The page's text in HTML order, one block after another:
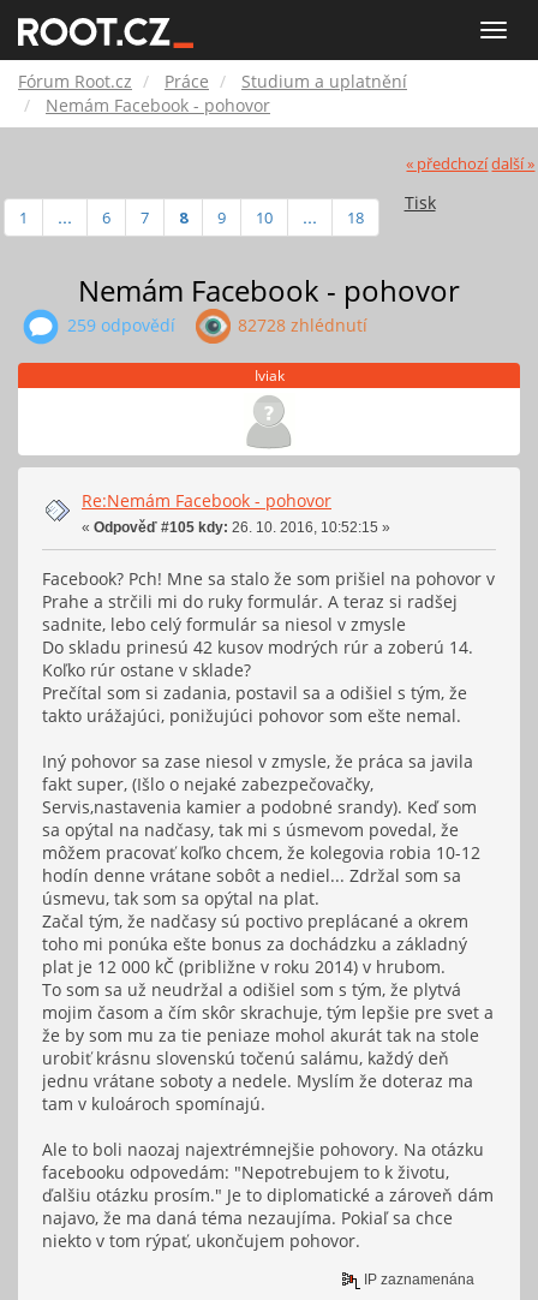
Toggle
Root.cz
Fórum Root.cz Práce
Studium a uplatnění
Nemám Facebook - pohovor
« předchozídalší »
Tisk
1 ... 6 7 8 9 10 ... 18
Nemám Facebook - pohovor
259 odpovědí 82728 zhlédnutí
Iviak
Re:Nemám Facebook - pohovor
« Odpověď #105 kdy: 26. 10. 2016, 10:52:15 »
Facebook? Pch! Mne sa stalo že som prišiel na pohovor v
Prahe a strčili mi do ruky formulár. A teraz si radšej
sadnite, lebo celý formulár sa niesol v zmysle
Do skladu prinesú 42 kusov modrých rúr a zoberú 14.
Koľko rúr ostane v sklade?
Prečítal som si zadania, postavil sa a odišiel s tým, že
takto urážajúci, ponižujúci pohovor som ešte nemal.
Iný pohovor sa zase niesol v zmysle, že práca sa javila
fakt super, (Išlo o nejaké zabezpečovačky,
Servis,nastavenia kamier a podobné srandy). Keď som
sa opýtal na nadčasy, tak mi s úsmevom povedal, že
môžem pracovať koľko chcem, že kolegovia robia 10-12
hodín denne vrátane sobôt a nediel... Zdržal som sa
úsmevu, tak som sa opýtal na plat.
Začal tým, že nadčasy sú poctivo preplácané a okrem
toho mi ponúka ešte bonus za dochádzku a základný
plat je 12 000 kČ (približne v roku 2014) v hrubom.
To som sa už neudržal a odišiel som s tým, že plytvá
mojim časom a čím skôr skrachuje, tým lepšie pre svet a
že by som mu za tie peniaze mohol akurát tak na stole
urobiť krásnu slovenskú točenú salámu, každý deň
jednu vrátane soboty a nedele. Myslím že doteraz ma
tam v kuloároch spomínajú.
Ale to boli naozaj najextrémnejšie pohovory. Na otázku
facebooku odpovedám: "Nepotrebujem to k životu,
ďalšiu otázku prosím." Je to diplomatické a zároveň dám
najavo, že ma daná téma nezaujíma. Pokiaľ sa chce
niekto v tom rýpať, ukončujem pohovor.
IP zaznamenána